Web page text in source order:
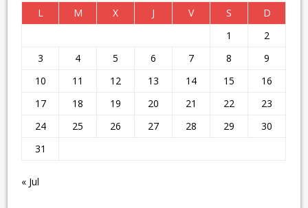
L
M X J V S
D
1
2
3
4 5 6 7 8
9
10
11 12 13 14 15
16
17
18 19 20 21 22
23
24
25 26 27 28 29
30
31
« Jul